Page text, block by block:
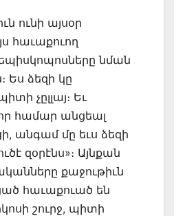
ունի այսօր
հաւաքուող
նման
Ես ձեզի կը
չըլլայ։ Եւ
համար անցեալ
անգամ մը եւս ձեզի
զօրէնս»։ Այնքան
քաջութիւն
հաւաքուած են
շուրջ, պիտի